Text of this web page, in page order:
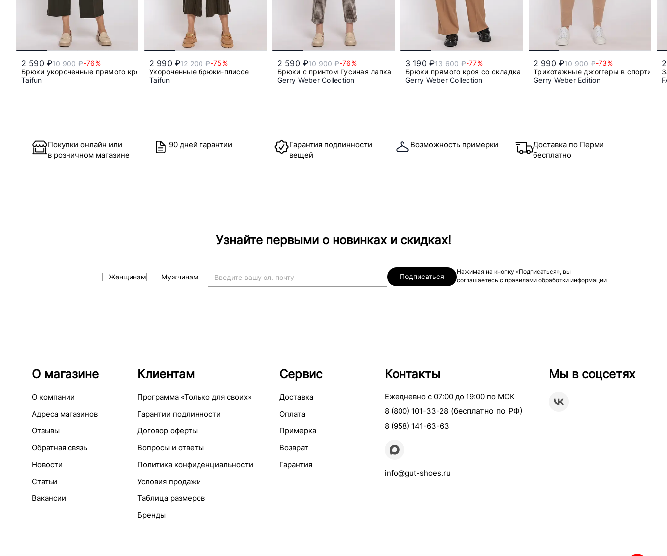
2 590 ₽10 900 ₽-76%
Брюки укороченные прямого кроя
Taifun
2 990 ₽12 200 ₽-75%
Укороченные брюки-плиссе
Taifun
2 590 ₽10 900 ₽-76%
Брюки с принтом Гусиная лапка
Gerry Weber Collection
3 190 ₽13 600 ₽-77%
Брюки прямого кроя со складками
Gerry Weber Collection
2 990 ₽10 900 ₽-73%
Трикотажные джоггеры в
Gerry Weber Edition
Покупки онлайн или
в розничном магазине
90 дней гарантии
Гарантия подлинности
вещей
Возможность примерки
Доставка по Перми
бесплатно
Узнайте первыми о новинках и скидках!
Женщинам Мужчинам Подписаться
Нажимая на кнопку «Подписаться», вы
соглашаетесь с правилами обработки информации
О магазине
О компании
Адреса магазинов
Отзывы
Обратная связь
Новости
Статьи
Вакансии
Клиентам
Программа «Только для своих»
Гарантии подлинности
Договор оферты
Вопросы и ответы
Политика конфиденциальности
Условия продажи
Таблица размеров
Бренды
Сервис
Доставка
Оплата
Примерка
Возврат
Гарантия
Контакты
Ежедневно с 07:00 до 19:00 по МСК
8 (800) 101-33-28 (бесплатно по РФ)
8 (958) 141-63-63
info@gut-shoes.ru
Мы в соцсетях